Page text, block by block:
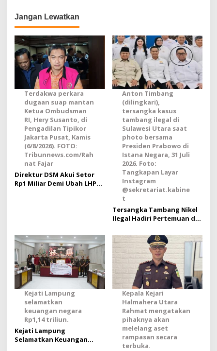
i
g
a
s
i
o
Jangan Lewatkan
Terdakwa perkara
dugaan suap mantan
Ketua Ombudsman
RI, Hery Susanto, di
Pengadilan Tipikor
Jakarta Pusat, Kamis
(6/8/2026). FOTO:
Tribunnews.com/Rah
nat Fajar
Direktur DSM Akui Setor
Rp1 Miliar Demi Ubah LHP
Anton Timbang
(dilingkari),
tersangka kasus
tambang ilegal di
Sulawesi Utara saat
photo bersama
Presiden Prabowo di
Istana Negara, 31 Juli
2026. Foto:
Tangkapan Layar
Instagram
@sekretariat.kabine
t
Tersangka Tambang Nikel
Ilegal Hadiri Pertemuan di
Polri
Kejati Lampung
selamatkan
keuangan negara
Rp1,14 triliun.
Kejati Lampung
Selamatkan Keuangan
Kepala Kejari
Halmahera Utara
Rahmat mengatakan
pihaknya akan
melelang aset
rampasan secara
terbuka.